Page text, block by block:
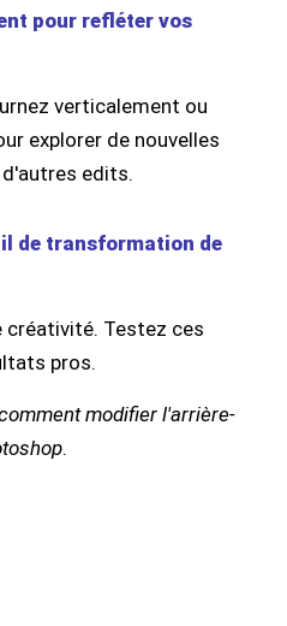
pour refléter vos
verticalement ou
explorer de nouvelles
edits.
de transformation de
Testez ces
pros.
modifier l'arrière-
.